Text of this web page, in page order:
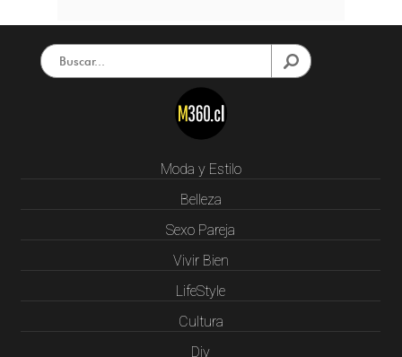
Moda y Estilo
Belleza
Sexo Pareja
Vivir Bien
LifeStyle
Cultura
Diy